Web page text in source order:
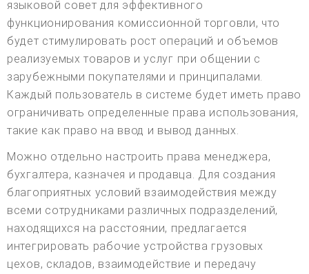
языковой совет для эффективного
функционирования комиссионной торговли, что
будет стимулировать рост операций и объемов
реализуемых товаров и услуг при общении с
зарубежными покупателями и принципалами.
Каждый пользователь в системе будет иметь право
ограничивать определенные права использования,
такие как право на ввод и вывод данных.
Можно отдельно настроить права менеджера,
бухгалтера, казначея и продавца. Для создания
благоприятных условий взаимодействия между
всеми сотрудниками различных подразделений,
находящихся на расстоянии, предлагается
интегрировать рабочие устройства грузовых
цехов, складов, взаимодействие и передачу